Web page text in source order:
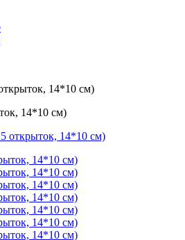
14*10 см)
14*10 см)